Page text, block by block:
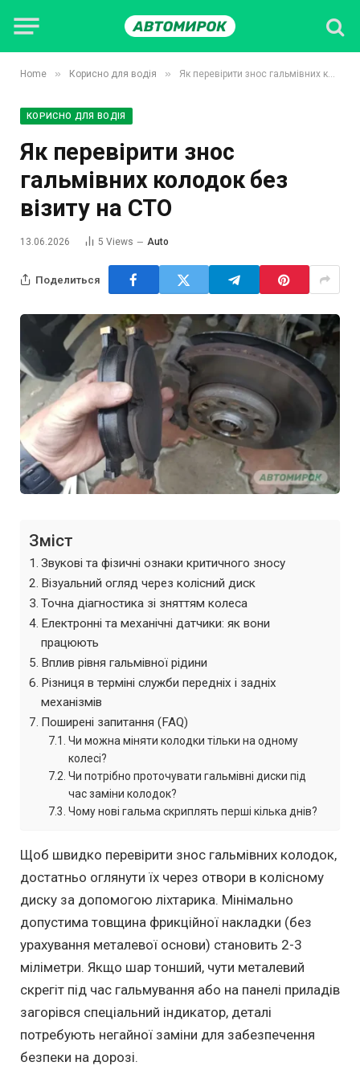
Home » Корисно для водія » Як перевірити знос гальмівних колодок без візиту на СТО
КОРИСНО ДЛЯ ВОДІЯ
Як перевірити знос
гальмівних колодок без
візиту на СТО
13.06.2026 5 Views Auto
Поделиться
Зміст
Звукові та фізичні ознаки критичного зносу
Візуальний огляд через колісний диск
Точна діагностика зі зняттям колеса
Електронні та механічні датчики: як вони
працюють
Вплив рівня гальмівної рідини
Різниця в терміні служби передніх і задніх
механізмів
Поширені запитання (FAQ)
Чи можна міняти колодки тільки на одному
колесі?
Чи потрібно проточувати гальмівні диски під
час заміни колодок?
Чому нові гальма скриплять перші кілька днів?
Щоб швидко перевірити знос гальмівних колодок,
достатньо оглянути їх через отвори в колісному
диску за допомогою ліхтарика. Мінімально
допустима товщина фрикційної накладки (без
урахування металевої основи) становить 2-3
міліметри. Якщо шар тонший, чути металевий
скрегіт під час гальмування або на панелі приладів
загорівся спеціальний індикатор, деталі
потребують негайної заміни для забезпечення
безпеки на дорозі.